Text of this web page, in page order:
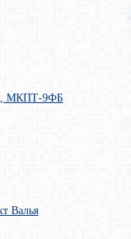
МКПТ-9ФБ
Валья